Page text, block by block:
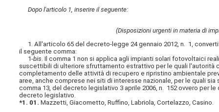
Dopo l'articolo 1, inserire il seguente:
(Disposizioni urgenti in materia di
1. All'articolo 65 del decreto-legge 24 gennaio 2012, n. 1,
il seguente comma:
1-bis . Il comma 1 non si applica agli impianti solari fotovoltaici
suscettibili di ulteriore sfruttamento estrattivo per le quali
completamento delle attività di recupero e ripristino ambientale
aree, anche comprese nei siti di interesse nazionale, per le quali
comma 13, del decreto legislativo 3 aprile 2006, n. 152 ovvero per
decreto legislativo.
*1. 01. Mazzetti, Giacometto, Ruffino, Labriola, Cortelazzo, Casino.